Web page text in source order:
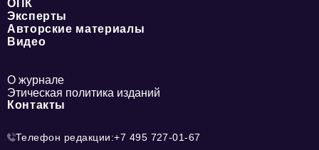
ОПК
Эксперты
Авторские материалы
Видео
О журнале
Этическая политика изданий
Контакты
Телефон редакции:+7 495 727-01-67